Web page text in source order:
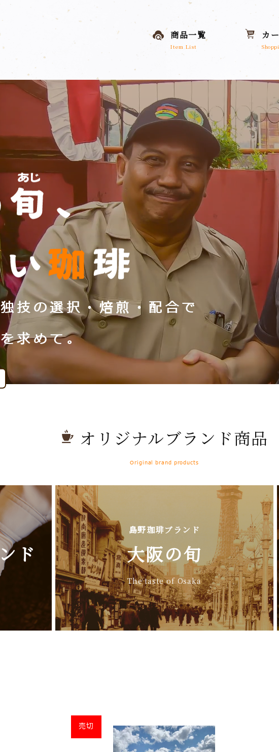
商品一覧
Item List
カ
技の選択・焙煎・配合で
求めて。
オリジナルブランド商品
Original brand products
ド
島野珈琲ブランド
大阪の旬
The taste of Osaka
売切